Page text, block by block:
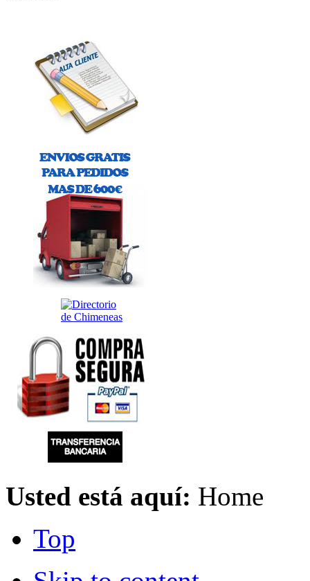
Usted está aquí: Home
Top